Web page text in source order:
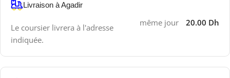
Livraison à Agadir
Le coursier livrera à l'adresse
indiquée.
même jour 20.00 Dh